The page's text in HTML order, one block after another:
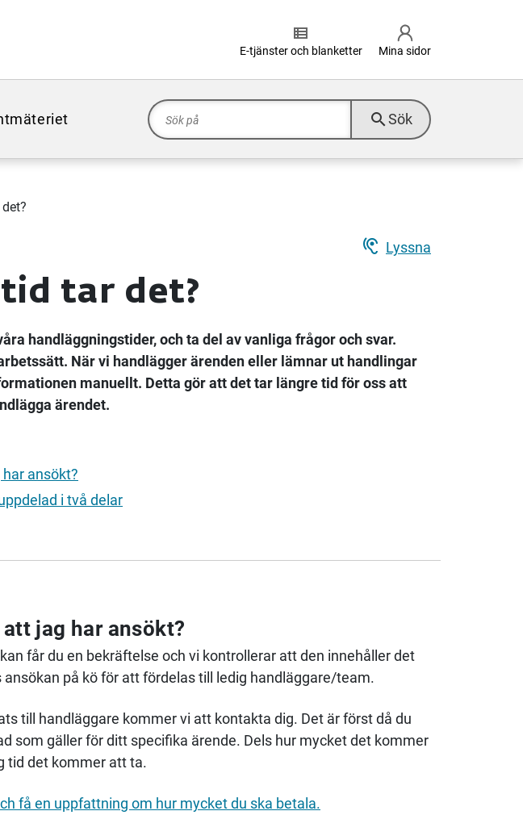
view_list
E-tjänster och blanketter Mina sidor
search Sök
hearing Lyssna
tar det?
handläggningstider, och ta del av vanliga frågor och svar.
När vi handlägger ärenden eller lämnar ut handlingar
manuellt. Detta gör att det tar längre tid för oss att
ärendet.
ansökt?
i två delar
jag har ansökt?
får du en bekräftelse och vi kontrollerar att den innehåller det
ansökan på kö för att fördelas till ledig handläggare/team.
till handläggare kommer vi att kontakta dig. Det är först då du
som gäller för ditt specifika ärende. Dels hur mycket det kommer
tid det kommer att ta.
få en uppfattning om hur mycket du ska betala.